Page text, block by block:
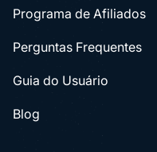
Programa de Afiliados
Perguntas Frequentes
Guia do Usuário
Blog